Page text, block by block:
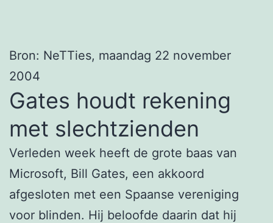
Bron: NeTTies, maandag 22 november
2004
Gates houdt rekening
met slechtzienden
Verleden week heeft de grote baas van
Microsoft, Bill Gates, een akkoord
afgesloten met een Spaanse vereniging
voor blinden. Hij beloofde daarin dat hij